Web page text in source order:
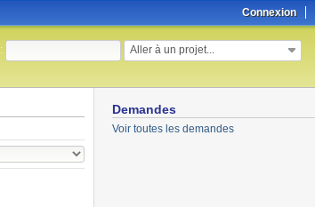
Connexion
: Aller à un projet...
Demandes
Voir toutes les demandes